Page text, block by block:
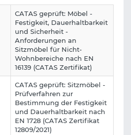
CATAS geprüft: Möbel -
Festigkeit, Dauerhaltbarkeit
und Sicherheit -
Anforderungen an
Sitzmöbel für Nicht-
Wohnbereiche nach EN
16139 (CATAS Zertifikat)
CATAS geprüft: Sitzmöbel -
Prüfverfahren zur
Bestimmung der Festigkeit
und Dauerhaltbarkeit nach
EN 1728 (CATAS Zertifikat
12809/2021)